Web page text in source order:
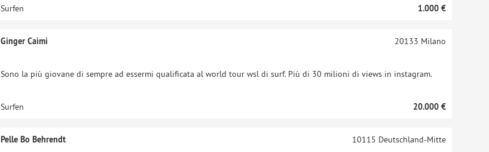
Surfen 1.000 €
Ginger Caimi
Sono la più giovane di sempre ad essermi qualificata al world tour wsl di surf. Più di 30 milioni di views in instagram.
20133 Milano
Surfen 20.000 €
Pelle Bo Behrendt 10115 Deutschland-Mitte